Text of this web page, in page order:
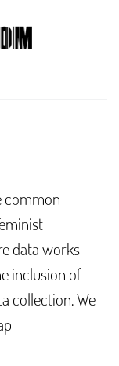
common
data works
inclusion of
collection. We